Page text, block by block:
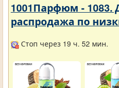
1001Парфюм - 1083.
распродажа по
Стоп через 19 ч. 52 мин.